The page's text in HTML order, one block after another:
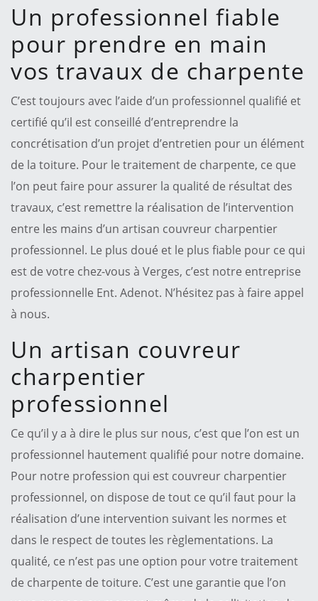
Un professionnel fiable
pour prendre en main
vos travaux de charpente
C’est toujours avec l’aide d’un professionnel qualifié et
certifié qu’il est conseillé d’entreprendre la
concrétisation d’un projet d’entretien pour un élément
de la toiture. Pour le traitement de charpente, ce que
l’on peut faire pour assurer la qualité de résultat des
travaux, c’est remettre la réalisation de l’intervention
entre les mains d’un artisan couvreur charpentier
professionnel. Le plus doué et le plus fiable pour ce qui
est de votre chez-vous à Verges, c’est notre entreprise
professionnelle Ent. Adenot. N’hésitez pas à faire appel
à nous.
Un artisan couvreur
charpentier
professionnel
Ce qu’il y a à dire le plus sur nous, c’est que l’on est un
professionnel hautement qualifié pour notre domaine.
Pour notre profession qui est couvreur charpentier
professionnel, on dispose de tout ce qu’il faut pour la
réalisation d’une intervention suivant les normes et
dans le respect de toutes les règlementations. La
qualité, ce n’est pas une option pour votre traitement
de charpente de toiture. C’est une garantie que l’on